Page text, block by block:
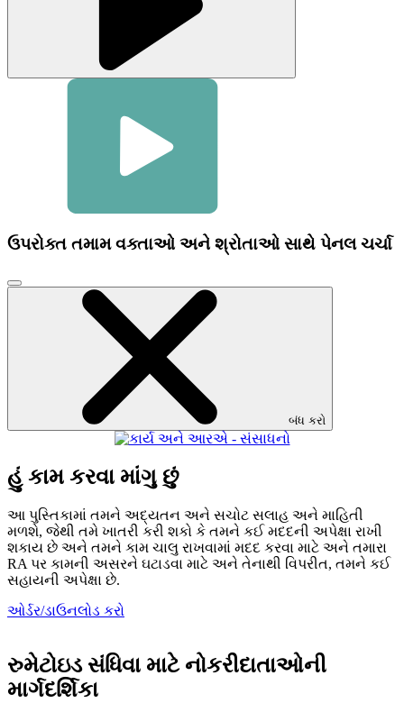
ઉપરોક્ત તમામ વક્તાઓ અને શ્રોતાઓ સાથે પેનલ ચર્ચા
વિડિઓ
બંધ કરો
હું કામ કરવા માંગુ છું
આ પુસ્તિકામાં તમને અદ્યતન અને સચોટ સલાહ અને માહિતી
મળશે, જેથી તમે ખાતરી કરી શકો કે તમને કઈ મદદની અપેક્ષા રાખી
શકાય છે અને તમને કામ ચાલુ રાખવામાં મદદ કરવા માટે અને તમારા
RA પર કામની અસરને ઘટાડવા માટે અને તેનાથી વિપરીત, તમને કઈ
સહાયની અપેક્ષા છે.
ઓર્ડર/ડાઉનલોડ કરો
રુમેટોઇડ સંધિવા માટે નોકરીદાતાઓની
માર્ગદર્શિકા